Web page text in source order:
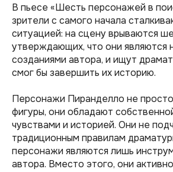
В пьесе «Шесть персонажей в
зрители с самого начала
ситуацией: на сцену врываются
утверждающих, что они являются
созданиями автора, и ищут
смог бы завершить их историю.
Персонажи Пиранделло не
фигуры, они обладают
чувствами и историей. Они не
традиционным правилам
персонажи являются лишь
автора. Вместо этого, они